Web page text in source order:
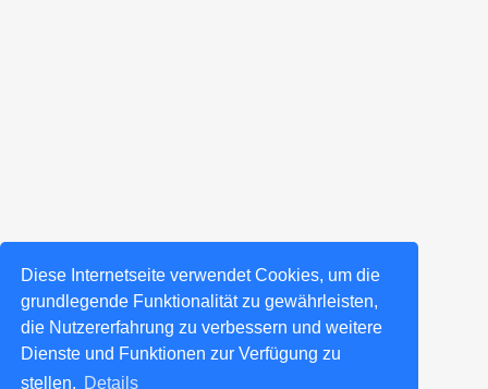
Diese Internetseite verwendet Cookies, um die
grundlegende Funktionalität zu gewährleisten,
die Nutzererfahrung zu verbessern und weitere
Dienste und Funktionen zur Verfügung zu
stellen. Details